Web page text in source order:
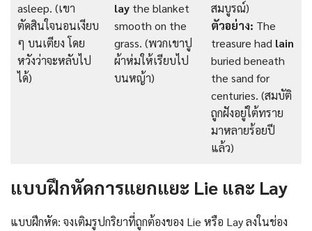
asleep. (เขา
ตัดสินใจนอนเงียบ
ๆ บนเตียง โดย
หวังว่าจะหลับไป
ได้)
lay the blanket
smooth on the
grass. (พวกเขาปู
ผ้าห่มให้เรียบไป
บนหญ้า)
สมบูรณ์)
ตัวอย่าง: The
treasure had lain
buried beneath
the sand for
centuries. (สมบัติ
ถูกฝังอยู่ใต้ทราย
มาหลายร้อยปี
แล้ว)
แบบฝึกหัดการแยกแยะ Lie และ Lay
แบบฝึกหัด: จงเติมรูปกริยาที่ถูกต้องของ Lie หรือ Lay ลงในช่อง